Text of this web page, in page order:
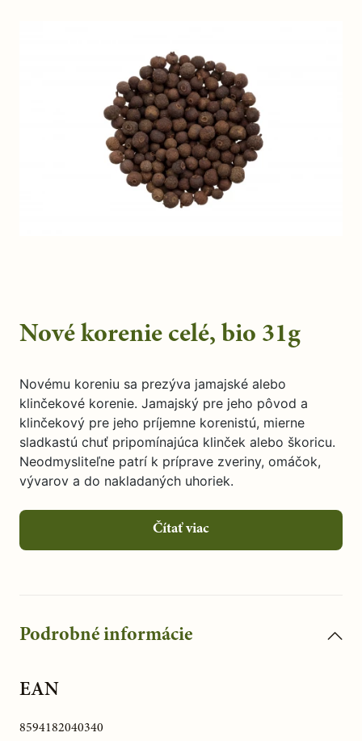
Nové korenie celé, bio 31g
Novému koreniu sa prezýva jamajské alebo
klinčekové korenie. Jamajský pre jeho pôvod a
klinčekový pre jeho príjemne korenistú, mierne
sladkastú chuť pripomínajúca klinček alebo škoricu.
Neodmysliteľne patrí k príprave zveriny, omáčok,
vývarov a do nakladaných uhoriek.
Čítať viac
Podrobné informácie
EAN
8594182040340